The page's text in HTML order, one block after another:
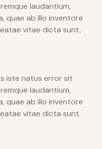
laudantium,
quae ab illo inventore
vitae dicta sunt,
iste natus error sit
laudantium,
quae ab illo inventore
vitae dicta sunt.